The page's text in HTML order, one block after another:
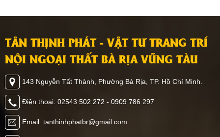
TÂN THỊNH PHÁT - VẬT TƯ TRANG TRÍ
NỘI NGOẠI THẤT BÀ RỊA VŨNG TÀU
143 Nguyễn Tất Thành, Phường Bà Rịa, TP. Hồ Chí Minh.
Điện thoại: 02543 502 272 - 0909 786 297
Email: tanthinhphatbr@gmail.com